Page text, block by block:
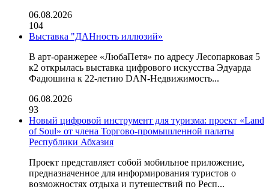
06.08.2026
104
Выставка "ДАНность иллюзий»
В арт-оранжерее «ЛюбаПетя» по адресу Лесопарковая 5
к2 открылась выставка цифрового искусства Эдуарда
Фадюшина к 22-летию DAN-Недвижимость...
06.08.2026
93
Новый цифровой инструмент для туризма: проект «Land
of Soul» от члена Торгово-промышленной палаты
Республики Абхазия
Проект представляет собой мобильное приложение,
предназначенное для информирования туристов о
возможностях отдыха и путешествий по Респ...